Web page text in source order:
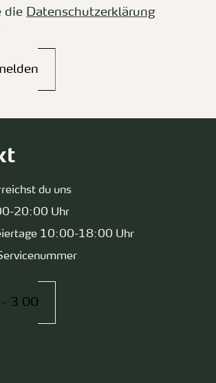
die Datenschutzerklärung
du uns
20:00 Uhr
10:00-18:00 Uhr
3 00